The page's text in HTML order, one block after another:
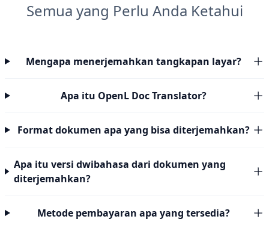
Semua yang Perlu Anda Ketahui
Mengapa menerjemahkan tangkapan layar?
Apa itu OpenL Doc Translator?
Format dokumen apa yang bisa diterjemahkan?
Apa itu versi dwibahasa dari dokumen yang
diterjemahkan?
Metode pembayaran apa yang tersedia?